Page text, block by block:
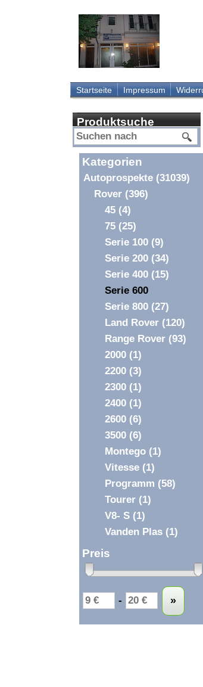
Startseite Impressum
Produktsuche
Kategorien
Autoprospekte (31039)
Rover (396)
45 (4)
75 (25)
Serie 100 (9)
Serie 200 (34)
Serie 400 (15)
Serie 600
Serie 800 (27)
Land Rover (120)
Range Rover (93)
2000 (1)
2200 (3)
2300 (1)
2400 (1)
2600 (6)
3500 (6)
Montego (1)
Vitesse (1)
Programm (58)
Tourer (1)
V8- S (1)
Vanden Plas (1)
Preis
Untergrenze
-
Obergrenze
»